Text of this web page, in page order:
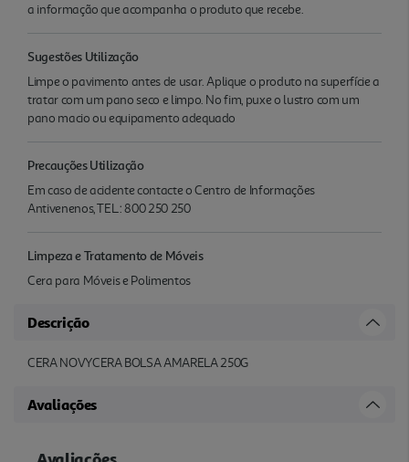
a informação que acompanha o produto que recebe.
Sugestões Utilização
Limpe o pavimento antes de usar. Aplique o produto na superfície a
tratar com um pano seco e limpo. No fim, puxe o lustro com um
pano macio ou equipamento adequado
Precauções Utilização
Em caso de acidente contacte o Centro de Informações
Antivenenos, TEL.: 800 250 250
Limpeza e Tratamento de Móveis
Cera para Móveis e Polimentos
Descrição
CERA NOVYCERA BOLSA AMARELA 250G
Avaliações